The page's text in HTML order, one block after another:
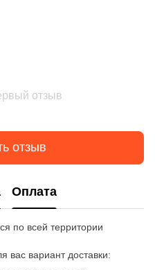
отзыв
отзыв
Оплата
по всей территории
вас вариант доставки: